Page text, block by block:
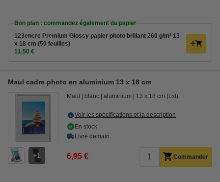
Bon plan : commandez également du papier
123encre Premium Glossy papier photo brillant 260 g/m² 13
x 18 cm (50 feuilles)
11,50 €
Maul cadre photo en aluminium 13 x 18 cm
1
Maul blanc aluminium 13 x 18 cm (Lxl)
Voir les spécifications et la description
En stock
Livré demain
6,95 € Commander